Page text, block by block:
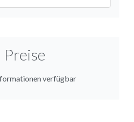
Preise
verfügbar